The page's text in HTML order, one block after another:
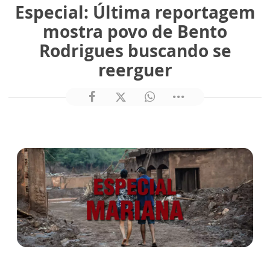
Especial: Última reportagem
mostra povo de Bento
Rodrigues buscando se
reerguer